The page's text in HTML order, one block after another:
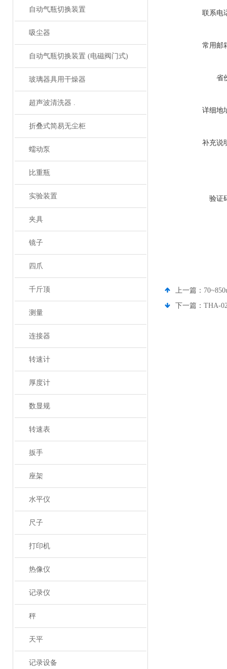
自动气瓶切换装置
吸尘器
自动气瓶切换装置 (电磁阀门式)
玻璃器具用干燥器
超声波清洗器 .
折叠式简易无尘柜
蠕动泵
比重瓶
实验装置
夹具
镜子
四爪
千斤顶
测量
连接器
转速计
厚度计
数显规
转速表
扳手
座架
水平仪
尺子
打印机
热像仪
记录仪
秤
天平
记录设备
联系电
常用邮
省
详细地
补充说
验证
上一篇：
下一篇： THA-